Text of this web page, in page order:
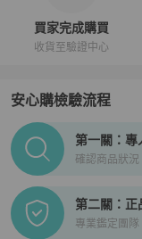
買家完成購買
收貨至驗證中心
安心購檢驗流程
PopChill拍拍圈正品
第一關：專
確認商品狀
第二關：正
專業鑑定團